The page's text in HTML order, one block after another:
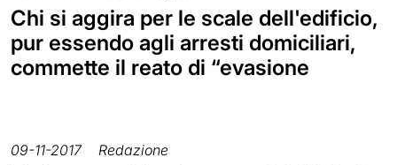
Chi si aggira per le scale dell'edificio,
pur essendo agli arresti domiciliari,
commette il reato di “evasione
09-11-2017 Redazione